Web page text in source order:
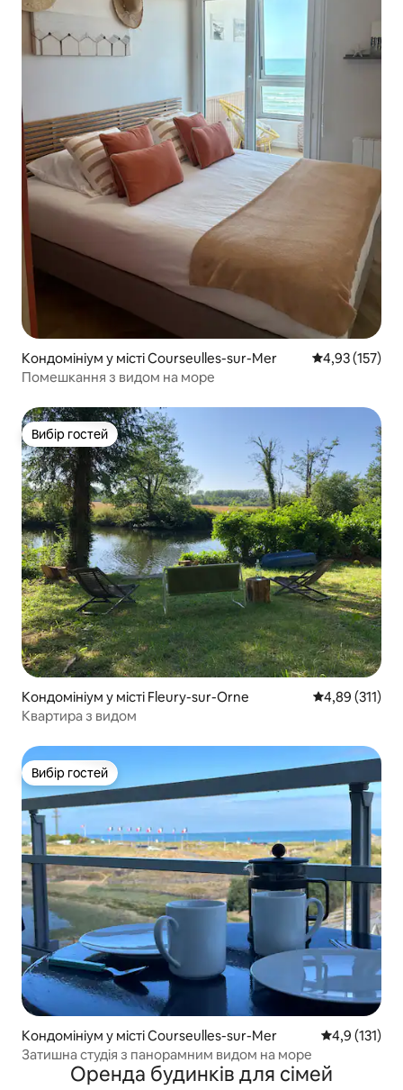
Кондомініум у місті Courseulles-sur-Mer Середня
4,93 (157)
Помешкання з видом на море
Вибір гостей
Вибір гостей
Кондомініум у місті Fleury-sur-Orne Середня
4,89 (311)
Квартира з видом
Вибір гостей
Вибір гостей
Кондомініум у місті Courseulles-sur-Mer Середня
4,9 (131)
Затишна студія з панорамним видом на море
Оренда будинків для сімей